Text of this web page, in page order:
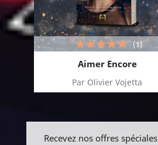
Aimer Encore
Par Olivier Vojetta
(1)
Recevez nos offres spéciales